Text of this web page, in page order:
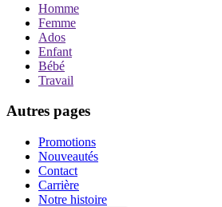
Homme
Femme
Ados
Enfant
Bébé
Travail
Autres pages
Promotions
Nouveautés
Contact
Carrière
Notre histoire